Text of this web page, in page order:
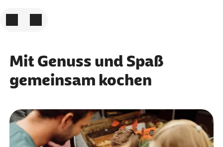
Mit Genuss und Spaß
gemeinsam kochen